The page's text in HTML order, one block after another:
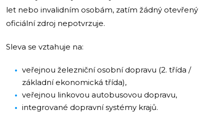
let nebo invalidním osobám, zatím žádný otevřený
oficiální zdroj nepotvrzuje.
Sleva se vztahuje na:
veřejnou železniční osobní dopravu (2. třída /
základní ekonomická třída),
veřejnou linkovou autobusovou dopravu,
integrované dopravní systémy krajů.